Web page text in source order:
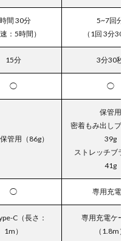
間 30分
速：5時間）
5~7回分
（1回 3分30
15分 3分30秒
◯ ◯
管用（86g）
保管用
密着もみ出しブ
39g
ストレッチブラ
41g
◯ 専用充電器
C（長さ：
1m）
専用充電ケー
（1.8m）